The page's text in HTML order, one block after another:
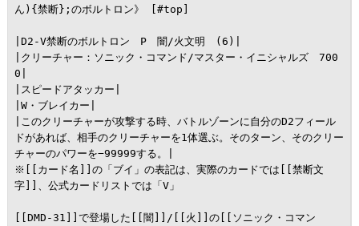
ん){禁断};のボルトロン》 [#top]
|D2-V禁断のボルトロン　P　闇/火文明　(6)|
|クリーチャー：ソニック・コマンド/マスター・イニシャルズ　700
0|
|スピードアタッカー|
|W・ブレイカー|
|このクリーチャーが攻撃する時、バトルゾーンに自分のD2フィール
ドがあれば、相手のクリーチャーを1体選ぶ。そのターン、そのクリー
チャーのパワーを−99999する。|
※[[カード名]]の「ブイ」の表記は、実際のカードでは[[禁断文
字]]、公式カードリストでは「V」
[[DMD-31]]で登場した[[闇]]/[[火]]の[[ソニック・コマン